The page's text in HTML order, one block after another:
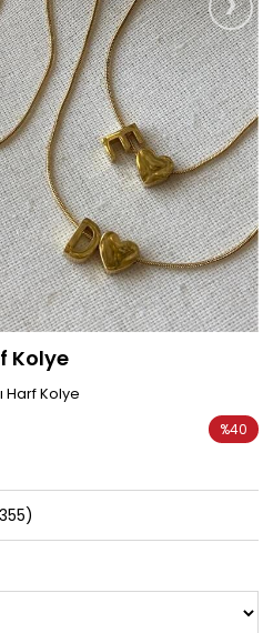
Kolye
Harf Kolye
%40